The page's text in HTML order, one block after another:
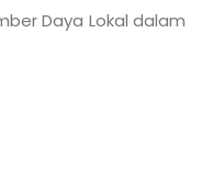
Daya Lokal dalam